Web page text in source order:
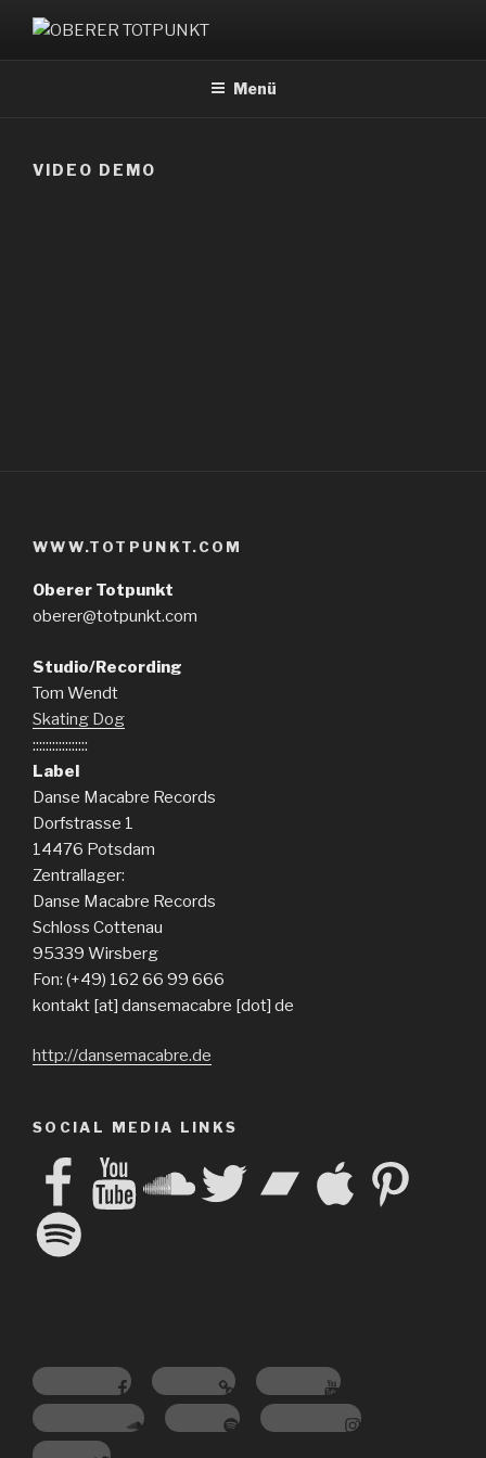
OBERER TOTPUNKT
Menü
VIDEO DEMO
WWW.TOTPUNKT.COM
Oberer Totpunkt
oberer@totpunkt.com
Studio/Recording
Tom Wendt
Skating Dog
:::::::::::::::::
Label
Danse Macabre Records
Dorfstrasse 1
14476 Potsdam
Zentrallager:
Danse Macabre Records
Schloss Cottenau
95339 Wirsberg
Fon: (+49) 162 66 99 666
kontakt [at] dansemacabre [dot] de
http://dansemacabre.de
SOCIAL MEDIA LINKS